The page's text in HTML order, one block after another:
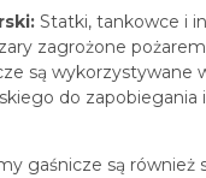
Statki, tankowce i
zagrożone
są wykorzystywane
do zapobiegania
gaśnicze są również